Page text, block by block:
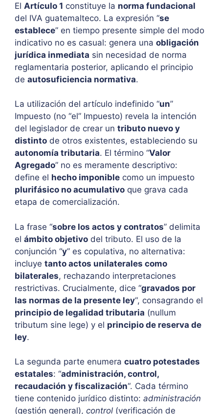
El Artículo 1 constituye la norma fundacional
del IVA guatemalteco. La expresión “se
establece” en tiempo presente simple del modo
indicativo no es casual: genera una obligación
jurídica inmediata sin necesidad de norma
reglamentaria posterior, aplicando el principio
de autosuficiencia normativa.
La utilización del artículo indefinido “un”
Impuesto (no “el” Impuesto) revela la intención
del legislador de crear un tributo nuevo y
distinto de otros existentes, estableciendo su
autonomía tributaria. El término “Valor
Agregado” no es meramente descriptivo:
define el hecho imponible como un impuesto
plurifásico no acumulativo que grava cada
etapa de comercialización.
La frase “sobre los actos y contratos” delimita
el ámbito objetivo del tributo. El uso de la
conjunción “y” es copulativa, no alternativa:
incluye tanto actos unilaterales como
bilaterales, rechazando interpretaciones
restrictivas. Crucialmente, dice “gravados por
las normas de la presente ley“, consagrando el
principio de legalidad tributaria (nullum
tributum sine lege) y el principio de reserva de
ley.
La segunda parte enumera cuatro potestades
estatales: “administración, control,
recaudación y fiscalización“. Cada término
tiene contenido jurídico distinto: administración
(gestión general), control (verificación de